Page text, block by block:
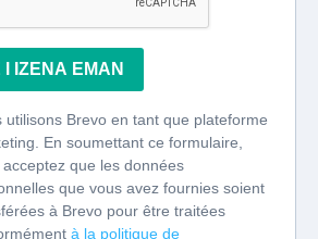
IZENA EMAN
utilisons Brevo en tant que plateforme
En soumettant ce formulaire,
acceptez que les données
que vous avez fournies soient
à Brevo pour être traitées
à la politique de